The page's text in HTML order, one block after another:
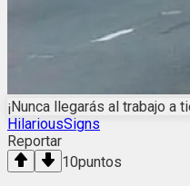
¡Nunca llegarás al trabajo a
HilariousSigns
Reportar
10puntos